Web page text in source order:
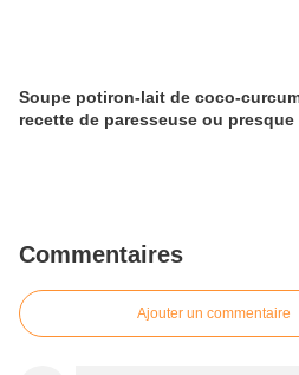
Soupe potiron-lait de coco-
recette de paresseuse ou presque
Commentaires
Ajouter un commentaire